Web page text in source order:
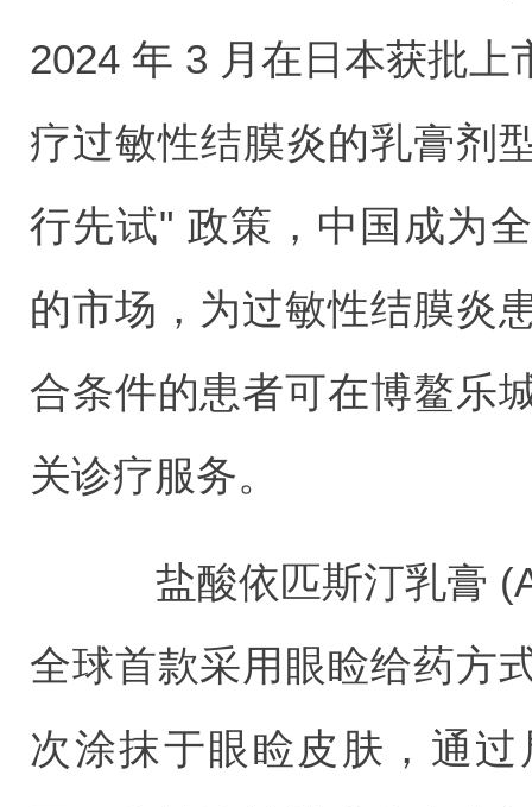
2024 年 3 月在日本获批
疗过敏性结膜炎的乳膏剂
行先试" 政策，中国成为
的市场，为过敏性结膜炎
合条件的患者可在博鳌乐
关诊疗服务。
盐酸依匹斯汀乳膏
全球首款采用眼睑给药方
次涂抹于眼睑皮肤，通